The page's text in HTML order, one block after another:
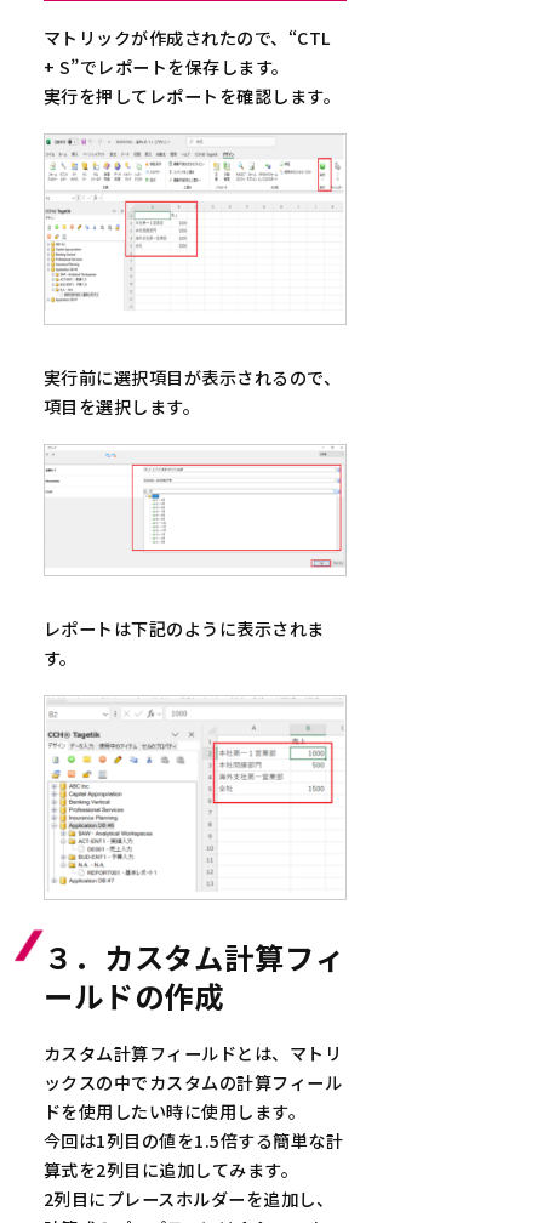
マトリックが作成されたので、“CTL
+ S”でレポートを保存します。
実行を押してレポートを確認します。
実行前に選択項目が表示されるので、
項目を選択します。
レポートは下記のように表示されま
す。
３．カスタム計算フィ
ールドの作成
カスタム計算フィールドとは、マトリ
ックスの中でカスタムの計算フィール
ドを使用したい時に使用します。
今回は1列目の値を1.5倍する簡単な計
算式を2列目に追加してみます。
2列目にプレースホルダーを追加し、